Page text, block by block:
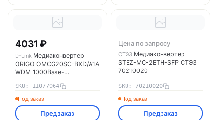
4031 ₽
D-Link Медиаконвертер
ORIGO OMCG20SC-BXD/A1A
WDM 1000Base-
Tx:1550нм Rx:1310нм
одномод. до 20км D-Link
11077964
SKU: 11077964
Под заказ
Предзаказ
Цена по запросу
СТЭЗ Медиаконвертер
STEZ-MC-2ETH-SFP СТЭЗ
70210020
SKU: 70210020
Под заказ
Предзаказ